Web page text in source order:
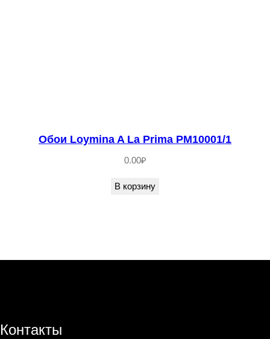
Обои Loymina A La Prima PM10001/1
0.00₽
В корзину
Контакты